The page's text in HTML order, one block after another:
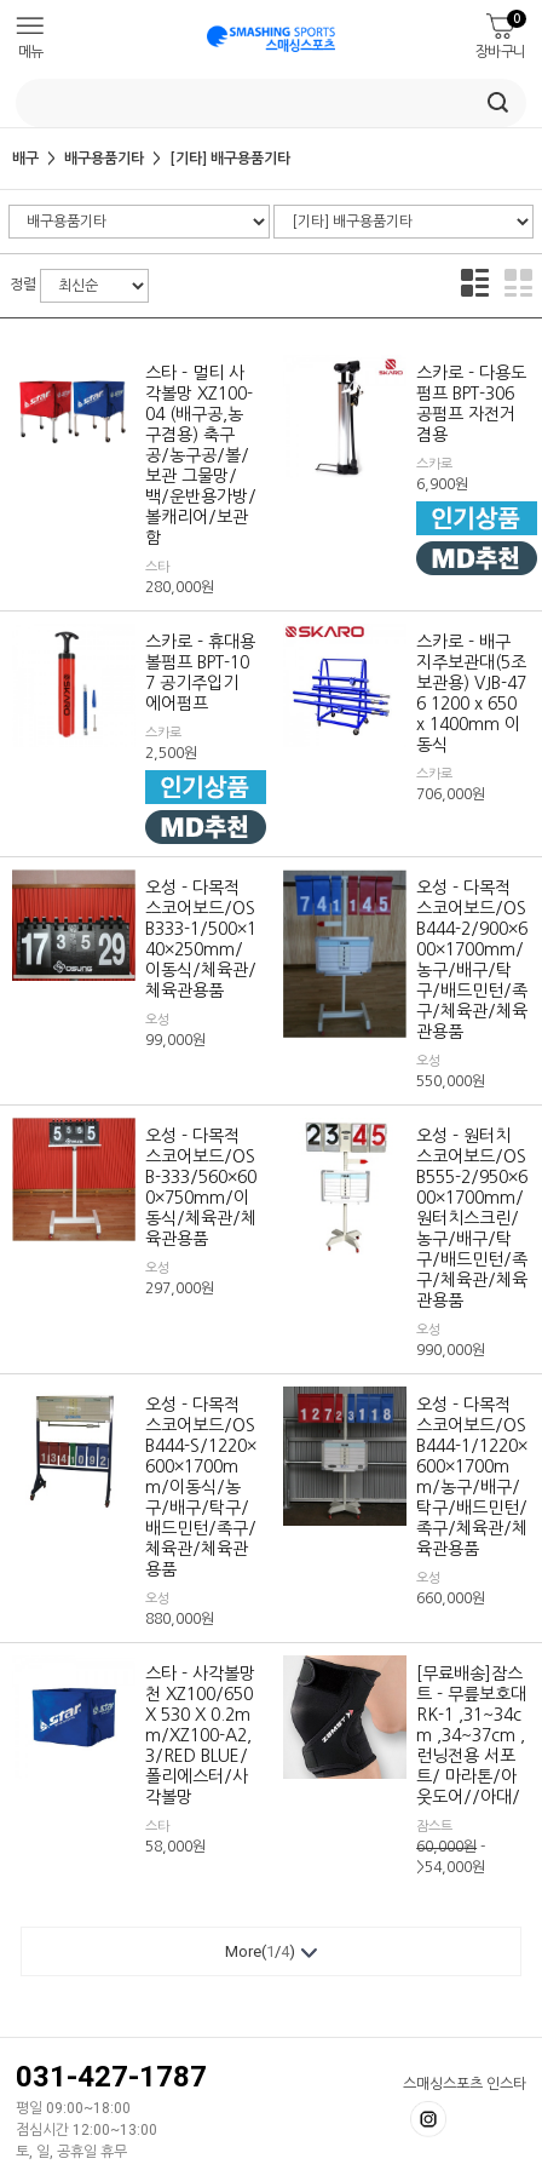
메뉴 장바구니
0
배구 배구용품기타 [기타] 배구용품기타
정렬
스타 - 멀티 사
각볼망 XZ100-
04 (배구공,농
구겸용) 축구
공/농구공/볼/
보관 그물망/
백/운반용가방/
볼캐리어/보관
함
스타
280,000원
스카로 - 다용도
펌프 BPT-306
공펌프 자전거
겸용
스카로
6,900원
스카로 - 휴대용
볼펌프 BPT-10
7 공기주입기
에어펌프
스카로
2,500원
스카로 - 배구
지주보관대(5조
보관용) VJB-47
6 1200 x 650
x 1400mm 이
동식
스카로
706,000원
오성 - 다목적
스코어보드/OS
B333-1/500×1
40×250mm/
이동식/체육관/
체육관용품
오성
99,000원
오성 - 다목적
스코어보드/OS
B444-2/900×6
00×1700mm/
농구/배구/탁
구/배드민턴/족
구/체육관/체육
관용품
오성
550,000원
오성 - 다목적
스코어보드/OS
B-333/560×60
0×750mm/이
동식/체육관/체
육관용품
오성
297,000원
오성 - 원터치
스코어보드/OS
B555-2/950×6
00×1700mm/
원터치스크린/
농구/배구/탁
구/배드민턴/족
구/체육관/체육
관용품
오성
990,000원
오성 - 다목적
스코어보드/OS
B444-S/1220×
600×1700m
m/이동식/농
구/배구/탁구/
배드민턴/족구/
체육관/체육관
용품
오성
880,000원
오성 - 다목적
스코어보드/OS
B444-1/1220×
600×1700m
m/농구/배구/
탁구/배드민턴/
족구/체육관/체
육관용품
오성
660,000원
스타 - 사각볼망
천 XZ100/650
X 530 X 0.2m
m/XZ100-A2,
3/RED BLUE/
폴리에스터/사
각볼망
스타
58,000원
[무료배송]잠스
트 - 무릎보호대
RK-1 ,31~34c
m ,34~37cm ,
런닝전용 서포
트/ 마라톤/아
웃도어//아대/
잠스트
60,000원-
>54,000원
More(1/4)
스매싱스포츠 인스타
031-427-1787
평일 09:00~18:00
점심시간 12:00~13:00
토, 일, 공휴일 휴무